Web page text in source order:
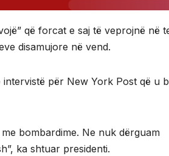
që forcat e saj të veprojnë në
disamujore në vend.
për New York Post që u
bombardime. Ne nuk dërguam
ka shtuar presidenti.